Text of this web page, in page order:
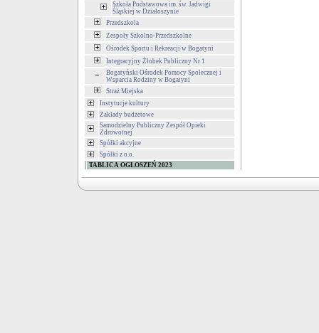
Szkoła Podstawowa im. św. Jadwigi
Śląskiej w Działoszynie
Przedszkola
Zespoły Szkolno-Przedszkolne
Ośrodek Sportu i Rekreacji w Bogatyni
Integracyjny Żłobek Publiczny Nr 1
Bogatyński Ośrodek Pomocy Społecznej i
Wsparcia Rodziny w Bogatyni
Straż Miejska
Instytucje kultury
Zakłady budżetowe
Samodzielny Publiczny Zespół Opieki
Zdrowotnej
Spółki akcyjne
Spółki z o.o.
TABLICA OGŁOSZEŃ 2023